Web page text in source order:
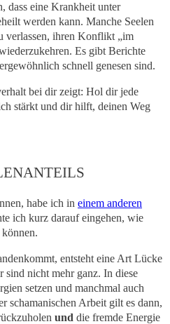
dass eine Krankheit unter
werden kann. Manche Seelen
verlassen, ihren Konflikt „im
Es gibt Berichte
schnell genesen sind.
bei dir zeigt: Hol dir jede
stärkt und dir hilft, deinen Weg
habe ich in einem anderen
ich kurz darauf eingehen, wie
entsteht eine Art Lücke
sind nicht mehr ganz. In diese
setzen und manchmal auch
schamanischen Arbeit gilt es dann,
und die fremde Energie